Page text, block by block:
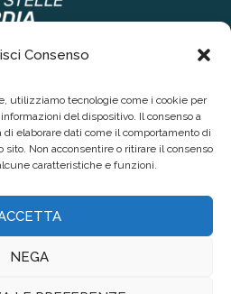
Consenso
utilizziamo tecnologie come i cookie per
del dispositivo. Il consenso a
elaborare dati come il comportamento di
Non acconsentire o ritirare il consenso
caratteristiche e funzioni.
NEGA